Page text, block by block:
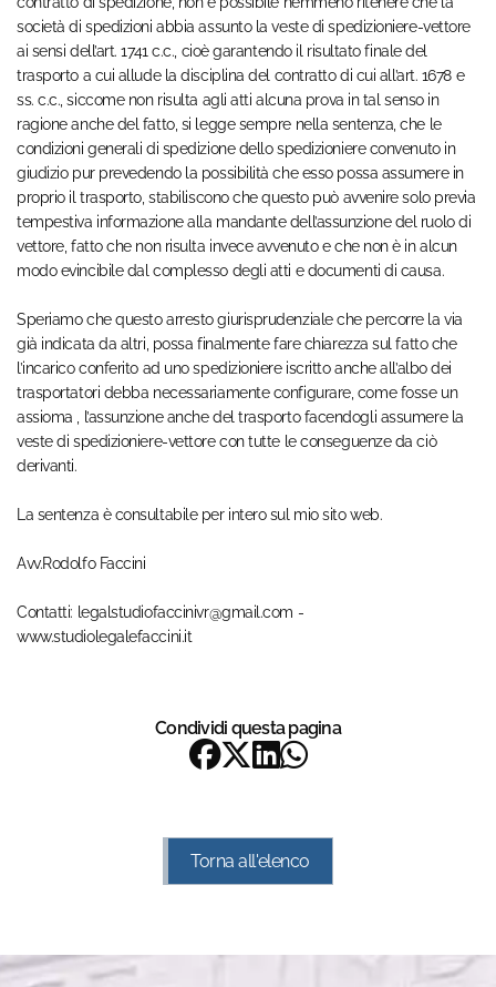
società di spedizioni abbia assunto la veste di spedizioniere-vettore
ai sensi dell’art. 1741 c.c., cioè garantendo il risultato finale del
trasporto a cui allude la disciplina del contratto di cui all’art. 1678 e
ss. c.c., siccome non risulta agli atti alcuna prova in tal senso in
ragione anche del fatto, si legge sempre nella sentenza, che le
condizioni generali di spedizione dello spedizioniere convenuto in
giudizio pur prevedendo la possibilità che esso possa assumere in
proprio il trasporto, stabiliscono che questo può avvenire solo previa
tempestiva informazione alla mandante dell’assunzione del ruolo di
vettore, fatto che non risulta invece avvenuto e che non è in alcun
modo evincibile dal complesso degli atti e documenti di causa.
Speriamo che questo arresto giurisprudenziale che percorre la via
già indicata da altri, possa finalmente fare chiarezza sul fatto che
l’incarico conferito ad uno spedizioniere iscritto anche all’albo dei
trasportatori debba necessariamente configurare, come fosse un
assioma , l’assunzione anche del trasporto facendogli assumere la
veste di spedizioniere-vettore con tutte le conseguenze da ciò
derivanti.
La sentenza è consultabile per intero sul mio sito web.
Avv.Rodolfo Faccini
Contatti: legalstudiofaccinivr@gmail.com -
www.studiolegalefaccini.it
Condividi questa pagina
Torna all'elenco